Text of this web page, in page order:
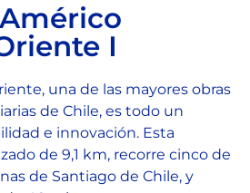
I
una de las mayores obras
de Chile, es todo un
e innovación. Esta
de 9,1 km, recorre cinco de
de Santiago de Chile, y